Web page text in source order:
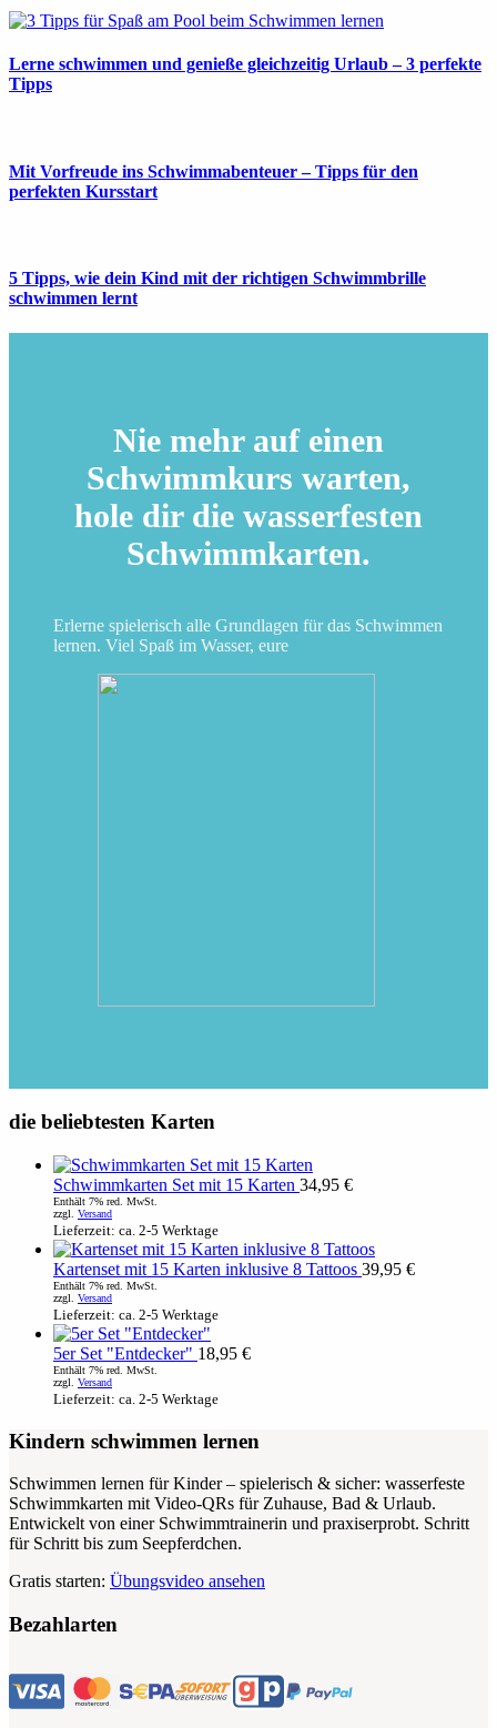
Lerne schwimmen und genieße gleichzeitig Urlaub – 3 perfekte
Tipps
Mit Vorfreude ins Schwimmabenteuer – Tipps für den
perfekten Kursstart
5 Tipps, wie dein Kind mit der richtigen Schwimmbrille
schwimmen lernt
Nie mehr auf einen
Schwimmkurs warten,
hole dir die wasserfesten
Schwimmkarten.
Erlerne spielerisch alle Grundlagen für das Schwimmen
lernen. Viel Spaß im Wasser, eure
die beliebtesten Karten
Schwimmkarten Set mit 15 Karten 34,95 €
Enthält 7% red. MwSt.
zzgl. Versand
Lieferzeit: ca. 2-5 Werktage
Kartenset mit 15 Karten inklusive 8 Tattoos 39,95 €
Enthält 7% red. MwSt.
zzgl. Versand
Lieferzeit: ca. 2-5 Werktage
5er Set "Entdecker" 18,95 €
Enthält 7% red. MwSt.
zzgl. Versand
Lieferzeit: ca. 2-5 Werktage
Kindern schwimmen lernen
Schwimmen lernen für Kinder – spielerisch & sicher: wasserfeste
Schwimmkarten mit Video-QRs für Zuhause, Bad & Urlaub.
Entwickelt von einer Schwimmtrainerin und praxiserprobt. Schritt
für Schritt bis zum Seepferdchen.
Gratis starten: Übungsvideo ansehen
Bezahlarten